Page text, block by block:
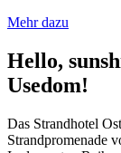
Mehr dazu
Hello,
Usedom!
Das Strandhotel
Strandpromenade